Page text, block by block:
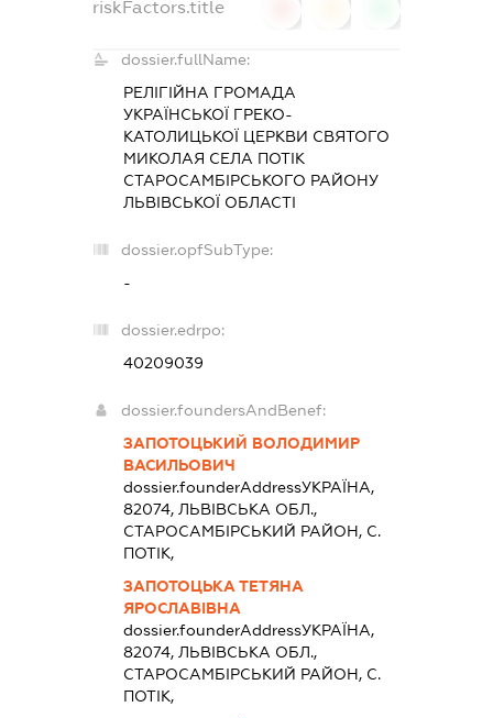
riskFactors.title
dossier.fullName:
РЕЛІГІЙНА ГРОМАДА
УКРАЇНСЬКОЇ ГРЕКО-
КАТОЛИЦЬКОЇ ЦЕРКВИ СВЯТОГО
МИКОЛАЯ СЕЛА ПОТІК
СТАРОСАМБІРСЬКОГО РАЙОНУ
ЛЬВІВСЬКОЇ ОБЛАСТІ
dossier.opfSubType:
-
dossier.edrpo:
40209039
dossier.foundersAndBenef:
ЗАПОТОЦЬКИЙ ВОЛОДИМИР
ВАСИЛЬОВИЧ
dossier.founderAddressУКРАЇНА,
82074, ЛЬВIВСЬКА ОБЛ.,
СТАРОСАМБIРСЬКИЙ РАЙОН, С.
ПОТІК,
ЗАПОТОЦЬКА ТЕТЯНА
ЯРОСЛАВІВНА
dossier.founderAddressУКРАЇНА,
82074, ЛЬВIВСЬКА ОБЛ.,
СТАРОСАМБIРСЬКИЙ РАЙОН, С.
ПОТІК,